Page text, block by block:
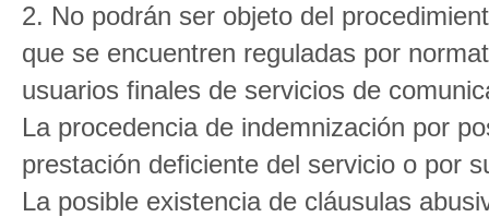
2. No podrán ser objeto del
que se encuentren reguladas por
usuarios finales de servicios de
La procedencia de indemnización por
prestación deficiente del servicio o por
La posible existencia de cláusulas